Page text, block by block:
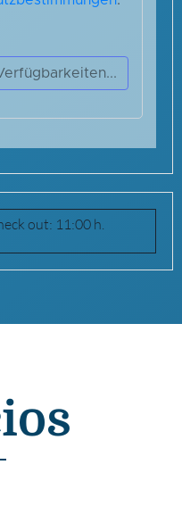
out: 11:00 h.